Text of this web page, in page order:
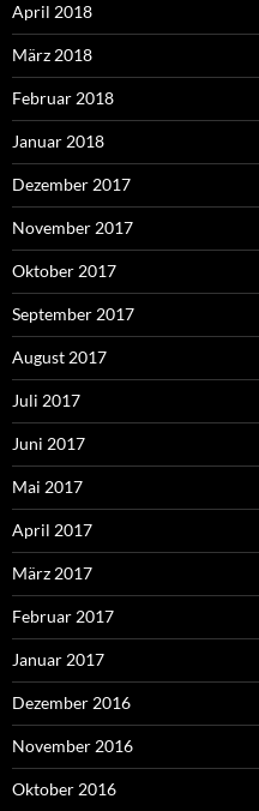
April 2018
März 2018
Februar 2018
Januar 2018
Dezember 2017
November 2017
Oktober 2017
September 2017
August 2017
Juli 2017
Juni 2017
Mai 2017
April 2017
März 2017
Februar 2017
Januar 2017
Dezember 2016
November 2016
Oktober 2016